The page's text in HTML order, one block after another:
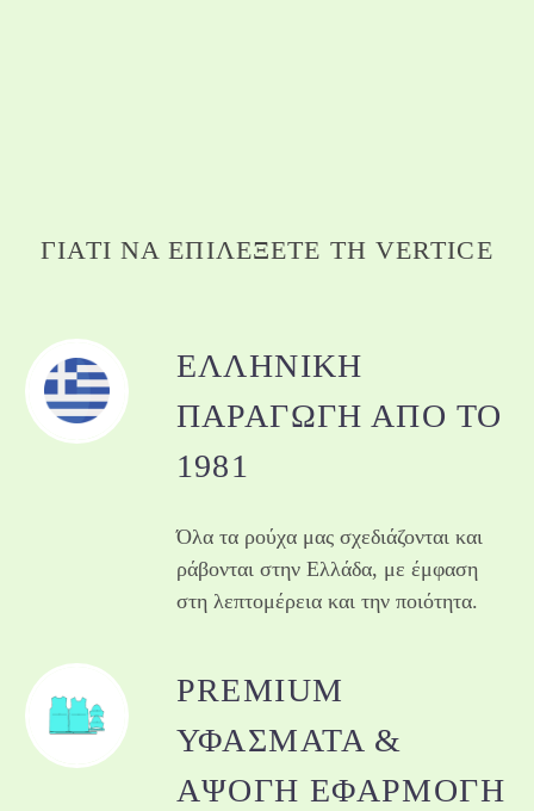
ΓΙΑΤΊ ΝΑ ΕΠΙΛΈΞΕΤΕ ΤΗ VERTICE
ΕΛΛΗΝΙΚΉ
ΠΑΡΑΓΩΓΉ ΑΠΌ ΤΟ
1981
Όλα τα ρούχα μας σχεδιάζονται και
ράβονται στην Ελλάδα, με έμφαση
στη λεπτομέρεια και την ποιότητα.
PREMIUM
ΥΦΆΣΜΑΤΑ &
ΆΨΟΓΗ ΕΦΑΡΜΟΓΉ